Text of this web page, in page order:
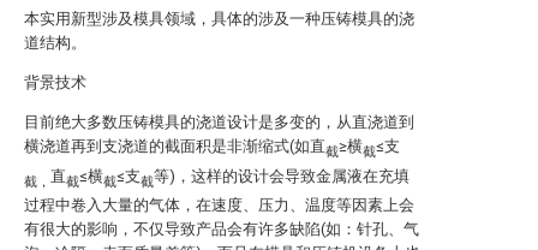
本实用新型涉及模具领域，具体的涉及一种压铸模具的浇
道结构。
背景技术
目前绝大多数压铸模具的浇道设计是多变的，从直浇道到
横浇道再到支浇道的截面积是非渐缩式(如直截≥横截≤支
截， 直截≤横截≤支截等)，这样的设计会导致金属液在充填
过程中卷入大量的气体，在速度、压力、温度等因素上会
有很大的影响，不仅导致产品会有许多缺陷(如：针孔、气